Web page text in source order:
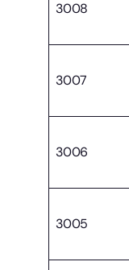
3008
3007
3006
3005